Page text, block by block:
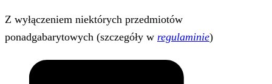
Z wyłączeniem niektórych przedmiotów
ponadgabarytowych (szczegóły w regulaminie)